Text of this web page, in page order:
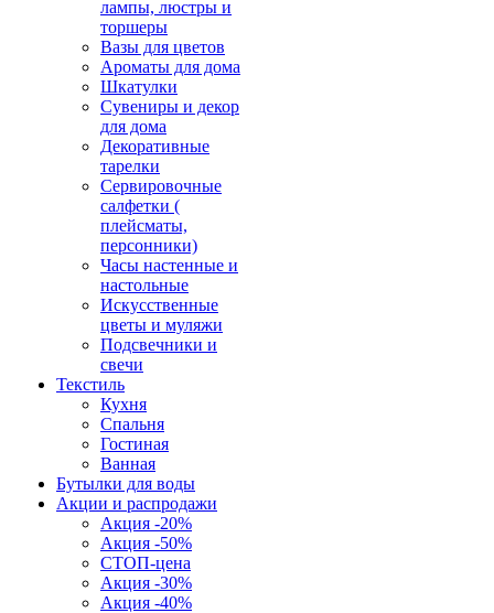
лампы, люстры и
торшеры
Вазы для цветов
Ароматы для дома
Шкатулки
Сувениры и декор
для дома
Декоративные
тарелки
Сервировочные
салфетки (
плейсматы,
персонники)
Часы настенные и
настольные
Искусственные
цветы и муляжи
Подсвечники и
свечи
Текстиль
Кухня
Спальня
Гостиная
Ванная
Бутылки для воды
Акции и распродажи
Акция -20%
Акция -50%
СТОП-цена
Акция -30%
Акция -40%